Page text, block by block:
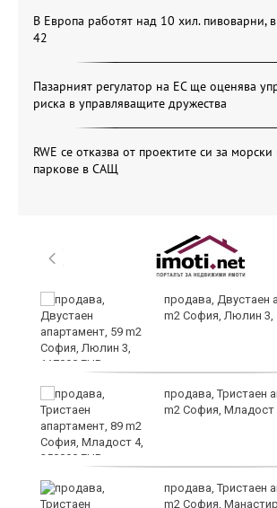
В Европа работят над 10 хил. пивоварни, в
42
Пазарният регулатор на ЕС ще оценява
риска в управляващите дружества
RWE се отказва от проектите си за морски
паркове в САЩ
продава, Двустаен
m2 София, Люлин 3,
продава, Тристаен
m2 София, Младост
продава, Тристаен
m2 София,